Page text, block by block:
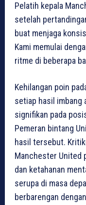
Pelatih kepala
setelah
buat menjaga
Kami memulai
ritme di beberapa
Kehilangan poin
setiap hasil imbang
signifikan pada
Pemeran bintang
hasil tersebut.
Manchester United
dan ketahanan
serupa di masa
berbarengan